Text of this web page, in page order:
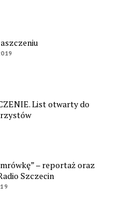
List otwarty do
– reportaż oraz
Szczecin